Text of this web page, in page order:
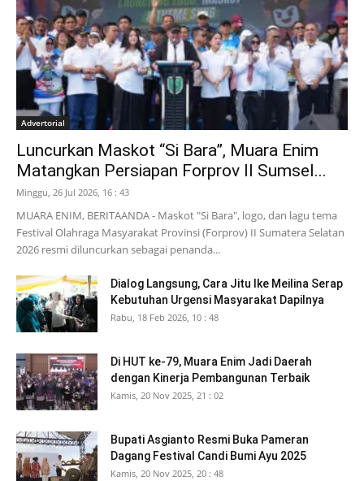
Advertorial
Luncurkan Maskot “Si Bara”, Muara Enim
Matangkan Persiapan Forprov II Sumsel...
Minggu, 26 Jul 2026, 16 : 43
MUARA ENIM, BERITAANDA - Maskot "Si Bara", logo, dan lagu tema
Festival Olahraga Masyarakat Provinsi (Forprov) II Sumatera Selatan
2026 resmi diluncurkan sebagai penanda...
Dialog Langsung, Cara Jitu Ike Meilina Serap
Kebutuhan Urgensi Masyarakat Dapilnya
Rabu, 18 Feb 2026, 10 : 48
Di HUT ke-79, Muara Enim Jadi Daerah
dengan Kinerja Pembangunan Terbaik
Kamis, 20 Nov 2025, 21 : 02
Bupati Asgianto Resmi Buka Pameran
Dagang Festival Candi Bumi Ayu 2025
Kamis, 20 Nov 2025, 20 : 48